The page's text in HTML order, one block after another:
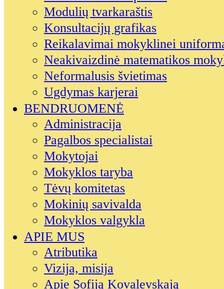
Modulių tvarkaraštis
Konsultacijų grafikas
Reikalavimai mokyklinei
Neakivaizdinė matematikos
Neformalusis švietimas
Ugdymas karjerai
BENDRUOMENĖ
Administracija
Pagalbos specialistai
Mokytojai
Mokyklos taryba
Tėvų komitetas
Mokinių savivalda
Mokyklos valgykla
APIE MUS
Atributika
Vizija, misija
Apie Sofiją Kovalevskają